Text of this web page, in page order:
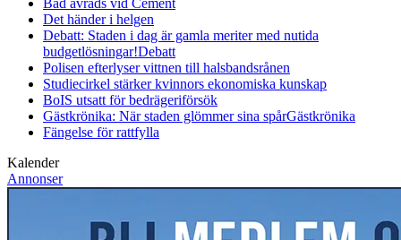
Bad avråds vid Cement
Det händer i helgen
Debatt: Staden i dag är gamla meriter med nutida
budgetlösningar!Debatt
Polisen efterlyser vittnen till halsbandsrånen
Studiecirkel stärker kvinnors ekonomiska kunskap
BoIS utsatt för bedrägeriförsök
Gästkrönika: När staden glömmer sina spårGästkrönika
Fängelse för rattfylla
Kalender
Annonser